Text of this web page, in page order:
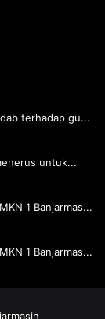
terhadap gu...
untuk...
1 Banjarmas...
1 Banjarmas...